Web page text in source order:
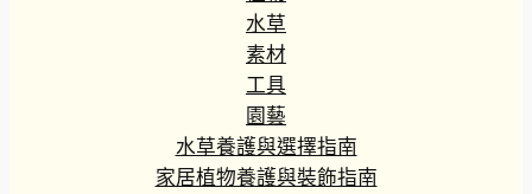
水草
素材
工具
園藝
水草養護與選擇指南
家居植物養護與裝飾指南